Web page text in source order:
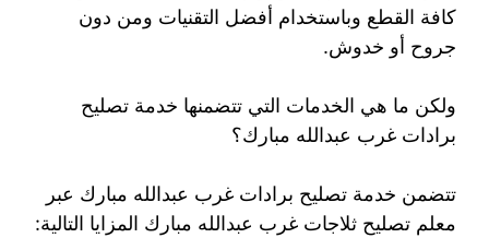
كافة القطع وباستخدام أفضل التقنيات ومن دون
جروح أو خدوش.
ولكن ما هي الخدمات التي تتضمنها خدمة تصليح
برادات غرب عبدالله مبارك؟
تتضمن خدمة تصليح برادات غرب عبدالله مبارك عبر
معلم تصليح ثلاجات غرب عبدالله مبارك المزايا التالية: